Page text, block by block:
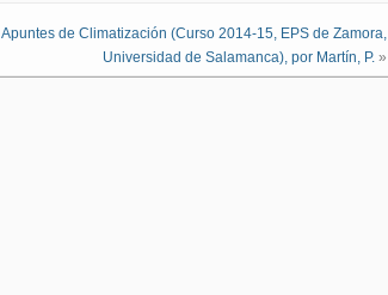
Apuntes de Climatización (Curso 2014-15, EPS de Zamora,
Universidad de Salamanca), por Martín, P. »